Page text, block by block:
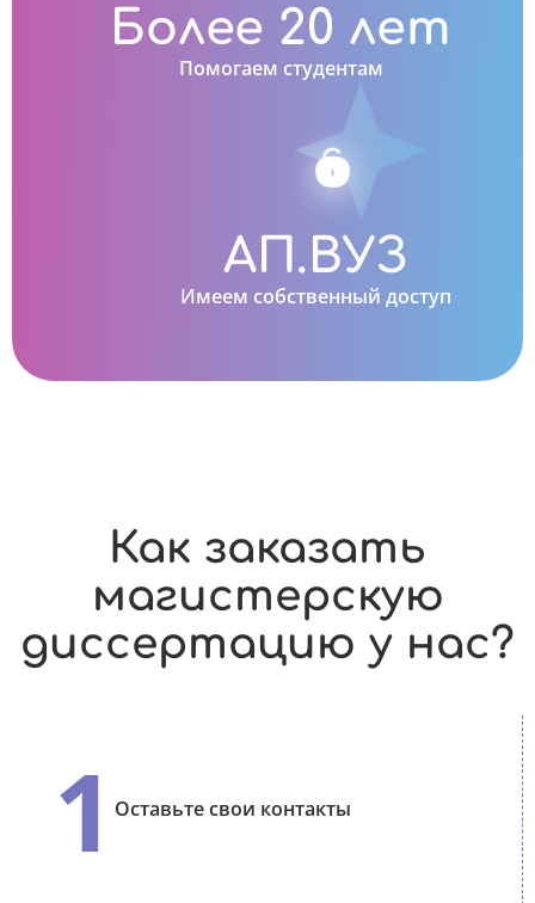
Более 20 лет
Помогаем студентам
АП.ВУЗ
Имеем собственный доступ
Как заказать
магистерскую
диссертацию у нас?
1 Оставьте свои контакты